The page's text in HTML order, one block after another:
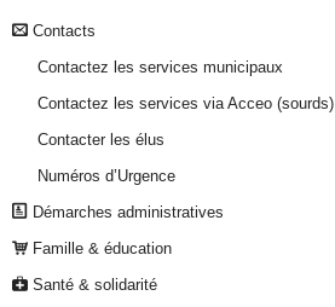
Contacts
Contactez les services municipaux
Contactez les services via Acceo (sourds)
Contacter les élus
Numéros d’Urgence
Démarches administratives
Famille & éducation
Santé & solidarité